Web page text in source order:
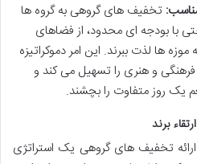
تخفیف های گروهی به گروه ها
با بودجه ای محدود، از فضاهای
ها لذت ببرند. این امر دموکراتیزه
و هنری را تسهیل می کند و
یک روز متفاوت را بچشند.
برند
ارائه تخفیف های گروهی یک استراتژی